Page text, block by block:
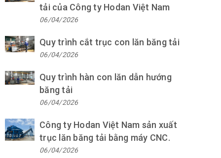
tải của Công ty Hodan Việt Nam
06/04/2026
Quy trình cắt trục con lăn băng tải
06/04/2026
Quy trình hàn con lăn dẫn hướng
băng tải
06/04/2026
Công ty Hodan Việt Nam sản xuất
trục lăn băng tải bằng máy CNC.
06/04/2026